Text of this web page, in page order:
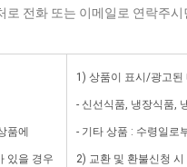
로 전화 또는 이메일로 연락주
품에
있을 경우
1) 상품이 표시/광고된
- 신선식품, 냉장식품,
- 기타 상품 : 수령일로
2) 교환 및 환불신청